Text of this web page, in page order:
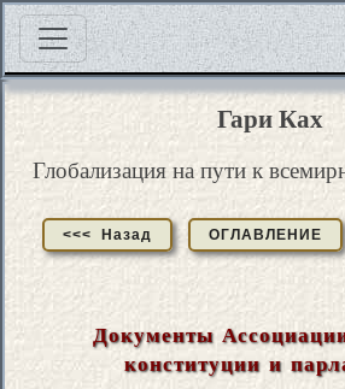
Гари Ках
Глобализация на пути к
<<< Назад ОГЛАВЛЕНИЕ
Документы
конституции и